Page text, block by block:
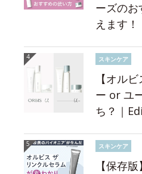
ーズのお
えます！
スキンケア
【オル
ー or ユ
ち？｜
スキンケア
【保存